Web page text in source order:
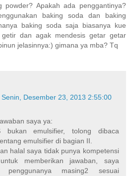
powder? Apakah ada penggantinya?
baking soda dan baking
baking soda saja biasanya kue
dan agak mendesis getar getar
jelasinnya:) gimana ya mba? Tq
Senin, Desember 23, 2013 2:55:00
saya ya:
emulsifier, tolong dibaca
emulsifier di bagian II.
halal saya tidak punya kompetensi
memberikan jawaban, saya
penggunanya masing2 sesuai